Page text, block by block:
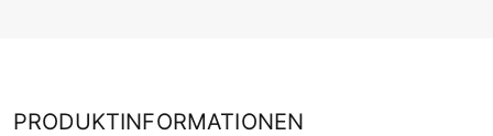
PRODUKTINFORMATIONEN